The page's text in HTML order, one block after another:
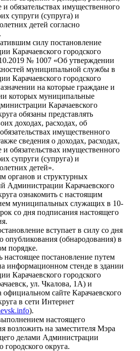
обязательствах имущественного
супруги (супруга) и
детей согласно
силу постановление
Карачаевского городского
№ 1007 «Об утверждении
муниципальной службы в
Карачаевского городского
на которые граждане и
которых муниципальные
Карачаевского
обязаны представлять
доходах, расходах, об
имущественного
сведения о доходах, расходах,
обязательствах имущественного
супруги (супруга) и
детей».
органов и структурных
Администрации Карачаевского
ознакомить с настоящим
муниципальных служащих в 10-
со дня подписания настоящего
вступает в силу со дня
опубликования (обнародования) в
порядке.
настоящее постановление путем
информационном стенде в здании
Карачаевского городского
ул. Чкалова, 1А) и
официальном сайте Карачаевского
в сети Интернет
).
настоящего
возложить на заместителя Мэра
делами Администрации
городского округа.